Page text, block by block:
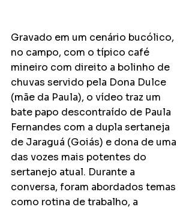
Gravado em um cenário bucólico,
no campo, com o típico café
mineiro com direito a bolinho de
chuvas servido pela Dona Dulce
(mãe da Paula), o vídeo traz um
bate papo descontraído de Paula
Fernandes com a dupla sertaneja
de Jaraguá (Goiás) e dona de uma
das vozes mais potentes do
sertanejo atual. Durante a
conversa, foram abordados temas
como rotina de trabalho, a